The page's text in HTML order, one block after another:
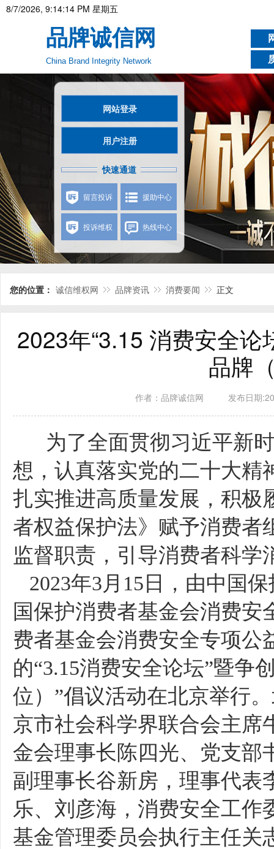
8/7/2026, 9:14:16 PM 星期五
品牌诚信网
China Brand Integrity Network
网站登录
用户注册
快速通道
留言投诉 援助中心
投诉维权 热线中心
您的位置： 诚信维权网 品牌资讯 消费要闻 正文
2023年“3.15 消费安全论
品牌
作者：品牌诚信网 发布日期
为了全面贯彻习近平新
想，认真落实党的二十大精
扎实推进高质量发展，积极
者权益保护法》赋予消费者
监督职责，引导消费者科学
2023年3月15 日，由中国
国保护消费者基金会消费
费者基金会消费安全专项公
的“3.15消费安全论坛”暨争
位）”倡议活动在北京举行
京市社会科学界联合会主席
金会理事长陈四光、党支部
副理事长谷新房，理事代表
乐、刘彦海，消费安全工作
基金管理委员会执行主任关